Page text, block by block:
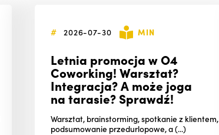
# 2026-07-30 MIN
Letnia promocja w O4
Coworking! Warsztat?
Integracja? A może joga
na tarasie? Sprawdź!
Warsztat, brainstorming, spotkanie z klientem,
podsumowanie przedurlopowe, a (...)